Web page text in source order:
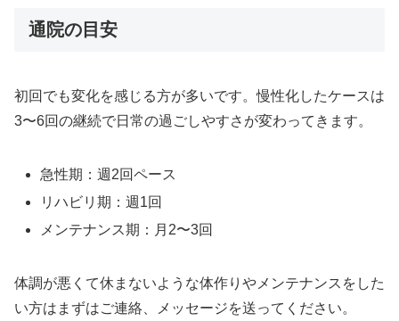
通院の目安
初回でも変化を感じる方が多いです。慢性化したケースは
3〜6回の継続で日常の過ごしやすさが変わってきます。
急性期：週2回ペース
リハビリ期：週1回
メンテナンス期：月2〜3回
体調が悪くて休まないような体作りやメンテナンスをした
い方はまずはご連絡、メッセージを送ってください。